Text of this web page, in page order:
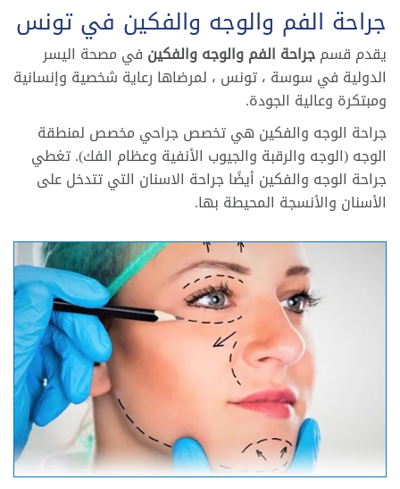
جراحة الفم والوجه والفكين في تونس
يقدم قسمجراحة الفم والوجه والفكين في مصحة اليسر
الدولية في سوسة ، تونس ، لمرضاها رعاية شخصية وإنسانية
ومبتكرة وعالية الجودة.
جراحة الوجه والفكين هي تخصص جراحي مخصص لمنطقة
الوجه (الوجه والرقبة والجيوب الأنفية وعظام الفك). تغطي
جراحة الوجه والفكين أيضًا جراحة الاسنان التي تتدخل على
الأسنان والأنسجة المحيطة بها.